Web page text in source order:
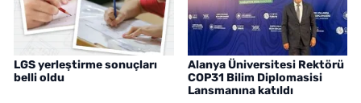
LGS yerleştirme sonuçları
belli oldu
Alanya Üniversitesi Rektörü
COP31 Bilim Diplomasisi
Lansmanına katıldı